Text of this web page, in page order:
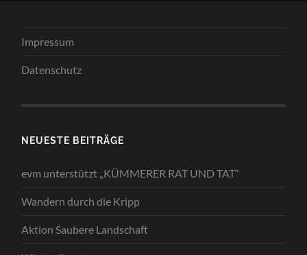
Impressum
Datenschutz
NEUESTE BEITRÄGE
evm unterstützt „KÜMMERER RAT UND TAT“
Wandern durch die Kripp
Aktion Saubere Landschaft